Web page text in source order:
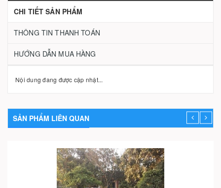
CHI TIẾT SẢN PHẨM
THÔNG TIN THANH TOÁN
HƯỚNG DẪN MUA HÀNG
Nội dung đang được cập nhật...
SẢN PHẨM LIÊN QUAN